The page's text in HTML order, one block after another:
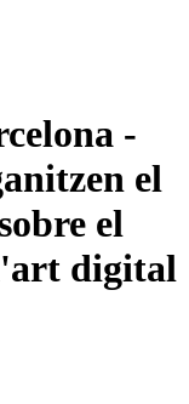
-
el
el
digital